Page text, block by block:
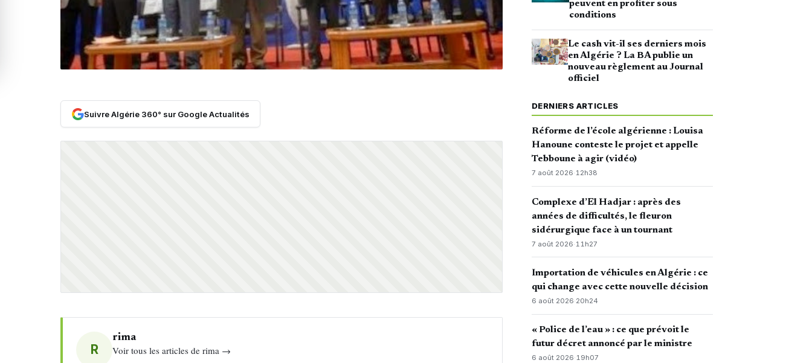
Suivre Algérie 360° sur Google Actualités
R
rima
Voir tous les articles de rima →
peuvent en profiter sous
conditions
Le cash vit-il ses derniers mois
en Algérie ? La BA publie un
nouveau règlement au Journal
officiel
DERNIERS ARTICLES
Réforme de l’école algérienne : Louisa
Hanoune conteste le projet et appelle
Tebboune à agir (vidéo)
7 août 2026·12h38
Complexe d’El Hadjar : après des
années de difficultés, le fleuron
sidérurgique face à un tournant
7 août 2026· 11h27
Importation de véhicules en Algérie : ce
qui change avec cette nouvelle décision
6 août 2026·20h24
« Police de l’eau » : ce que prévoit le
futur décret annoncé par le ministre
6 août 2026·19h07